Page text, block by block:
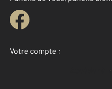
Votre compte :
Accéder à